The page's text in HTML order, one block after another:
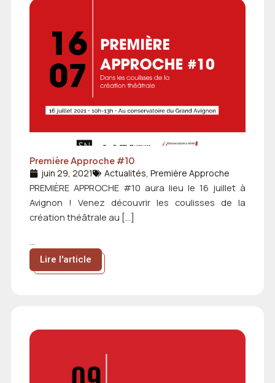
Première Approche #10
juin 29, 2021 Actualités,Première Approche
PREMIÈRE APPROCHE #10 aura lieu le 16 juillet à
Avignon ! Venez découvrir les coulisses de la
création théâtrale au […]
Lire l'article